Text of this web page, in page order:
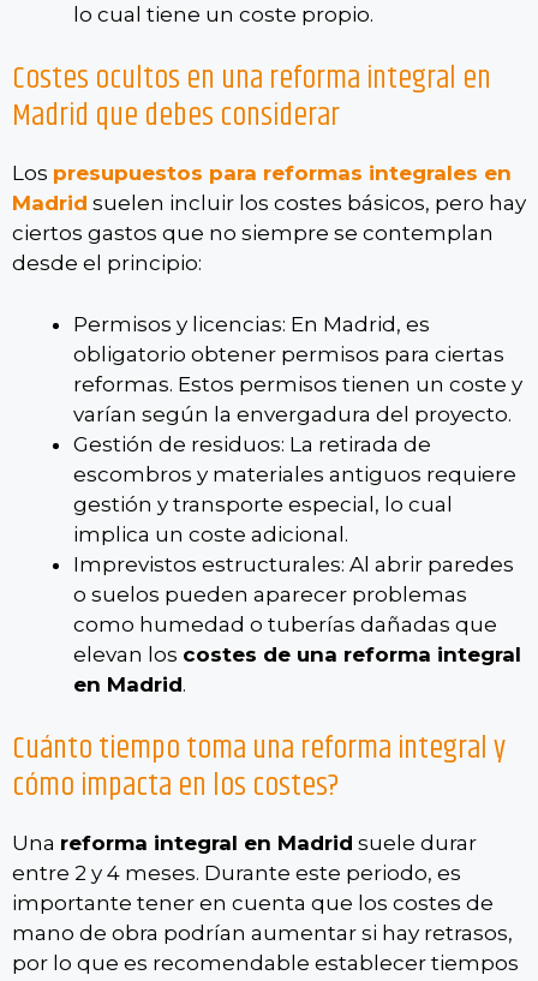
lo cual tiene un coste propio.
Costes ocultos en una reforma integral en
Madrid que debes considerar
Los presupuestos para reformas integrales en
Madrid suelen incluir los costes básicos, pero hay
ciertos gastos que no siempre se contemplan
desde el principio:
Permisos y licencias: En Madrid, es
obligatorio obtener permisos para ciertas
reformas. Estos permisos tienen un coste y
varían según la envergadura del proyecto.
Gestión de residuos: La retirada de
escombros y materiales antiguos requiere
gestión y transporte especial, lo cual
implica un coste adicional.
Imprevistos estructurales: Al abrir paredes
o suelos pueden aparecer problemas
como humedad o tuberías dañadas que
elevan los costes de una reforma integral
en Madrid.
Cuánto tiempo toma una reforma integral y
cómo impacta en los costes?
Una reforma integral en Madrid suele durar
entre 2 y 4 meses. Durante este periodo, es
importante tener en cuenta que los costes de
mano de obra podrían aumentar si hay retrasos,
por lo que es recomendable establecer tiempos